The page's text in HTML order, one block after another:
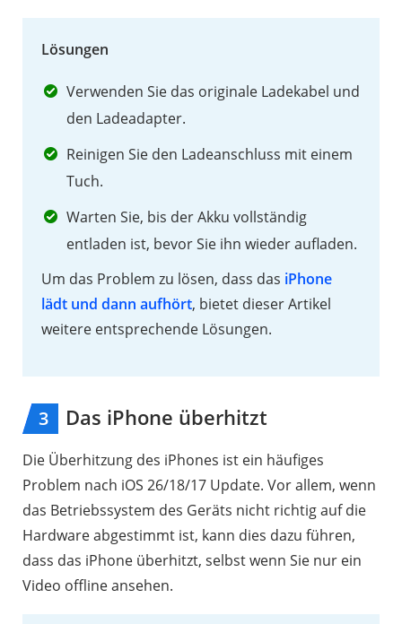
fest
1.8
Der
Touchscreen
nicht
Lösungen
Verwenden Sie das originale Ladekabel und
den Ladeadapter.
Reinigen Sie den Ladeanschluss mit einem
Tuch.
Warten Sie, bis der Akku vollständig
entladen ist, bevor Sie ihn wieder aufladen.
Um das Problem zu lösen, dass das iPhone
lädt und dann aufhört, bietet dieser Artikel
weitere entsprechende Lösungen.
3 Das iPhone überhitzt
Die Überhitzung des iPhones ist ein häufiges
Problem nach iOS 26/18/17 Update. Vor allem, wenn
das Betriebssystem des Geräts nicht richtig auf die
Hardware abgestimmt ist, kann dies dazu führen,
dass das iPhone überhitzt, selbst wenn Sie nur ein
Video offline ansehen.